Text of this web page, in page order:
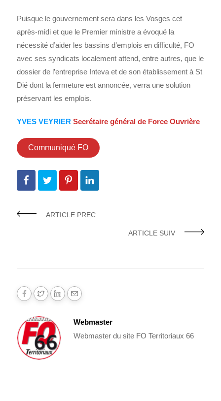
Puisque le gouvernement sera dans les Vosges cet
après-midi et que le Premier ministre a évoqué la
nécessité d’aider les bassins d’emplois en difficulté, FO
avec ses syndicats localement attend, entre autres, que le
dossier de l’entreprise Inteva et de son établissement à St
Dié dont la fermeture est annoncée, verra une solution
préservant les emplois.
YVES VEYRIER Secrétaire général de Force Ouvrière
Communiqué FO
ARTICLE PREC
ARTICLE SUIV
Webmaster
Webmaster du site FO Territoriaux 66